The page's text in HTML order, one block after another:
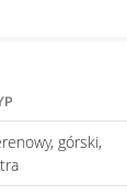
górski,